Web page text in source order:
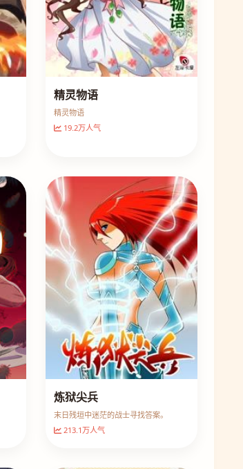
精灵物语
精灵物语
19.2万人气
炼狱尖兵
末日残垣中迷茫的战士寻找答案。
213.1万人气